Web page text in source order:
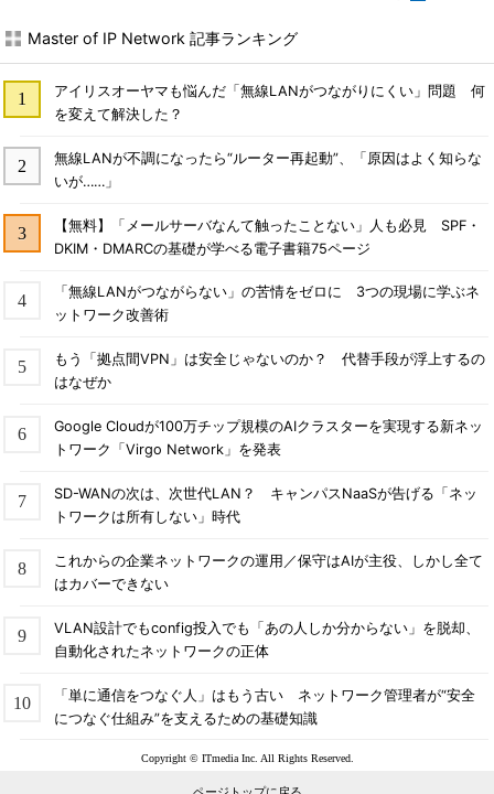
Master of IP Network 記事ランキング
アイリスオーヤマも悩んだ「無線LANがつながりにくい」問題 何
を変えて解決した？
無線LANが不調になったら“ルーター再起動”、「原因はよく知らな
いが……」
【無料】「メールサーバなんて触ったことない」人も必見 SPF・
DKIM・DMARCの基礎が学べる電子書籍75ページ
「無線LANがつながらない」の苦情をゼロに 3つの現場に学ぶネ
ットワーク改善術
もう「拠点間VPN」は安全じゃないのか？ 代替手段が浮上するの
はなぜか
Google Cloudが100万チップ規模のAIクラスターを実現する新ネッ
トワーク「Virgo Network」を発表
SD-WANの次は、次世代LAN？ キャンパスNaaSが告げる「ネッ
トワークは所有しない」時代
これからの企業ネットワークの運用／保守はAIが主役、しかし全て
はカバーできない
VLAN設計でもconfig投入でも「あの人しか分からない」を脱却、
自動化されたネットワークの正体
「単に通信をつなぐ人」はもう古い ネットワーク管理者が“安全
につなぐ仕組み”を支えるための基礎知識
Copyright © ITmedia Inc. All Rights Reserved.